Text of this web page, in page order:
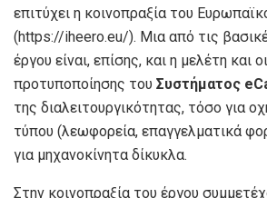
επιτύχει η κοινοπραξία του
(https://iheero.eu/). Μια από τις
έργου είναι, επίσης, και η μελέτη και
προτυποποίησης του Συστήματος
της διαλειτουργικότητας, τόσο για
τύπου (λεωφορεία, επαγγελματικά
για μηχανοκίνητα δίκυκλα.
Στην κοινοπραξία του έργου